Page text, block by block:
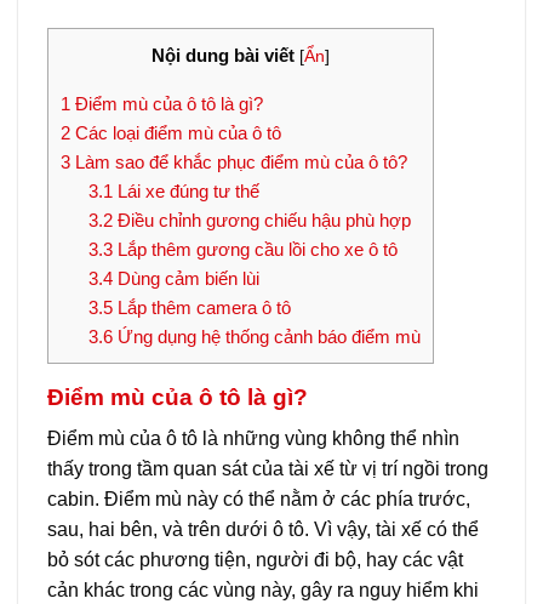
Nội dung bài viết [Ẩn]
1 Điểm mù của ô tô là gì?
2 Các loại điểm mù của ô tô
3 Làm sao để khắc phục điểm mù của ô tô?
3.1 Lái xe đúng tư thế
3.2Điều chỉnh gương chiếu hậu phù hợp
3.3Lắp thêm gương cầu lồi cho xe ô tô
3.4Dùng cảm biến lùi
3.5Lắp thêm camera ô tô
3.6Ứng dụng hệ thống cảnh báo điểm mù
Điểm mù của ô tô là gì?
Điểm mù của ô tô là những vùng không thể nhìn
thấy trong tầm quan sát của tài xế từ vị trí ngồi trong
cabin. Điểm mù này có thể nằm ở các phía trước,
sau, hai bên, và trên dưới ô tô. Vì vậy, tài xế có thể
bỏ sót các phương tiện, người đi bộ, hay các vật
cản khác trong các vùng này, gây ra nguy hiểm khi